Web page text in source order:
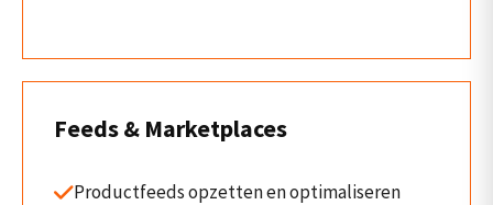
Feeds & Marketplaces
Productfeeds opzetten en optimaliseren